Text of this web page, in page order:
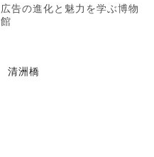
広告の進化と魅力を学ぶ博物
館
清洲橋